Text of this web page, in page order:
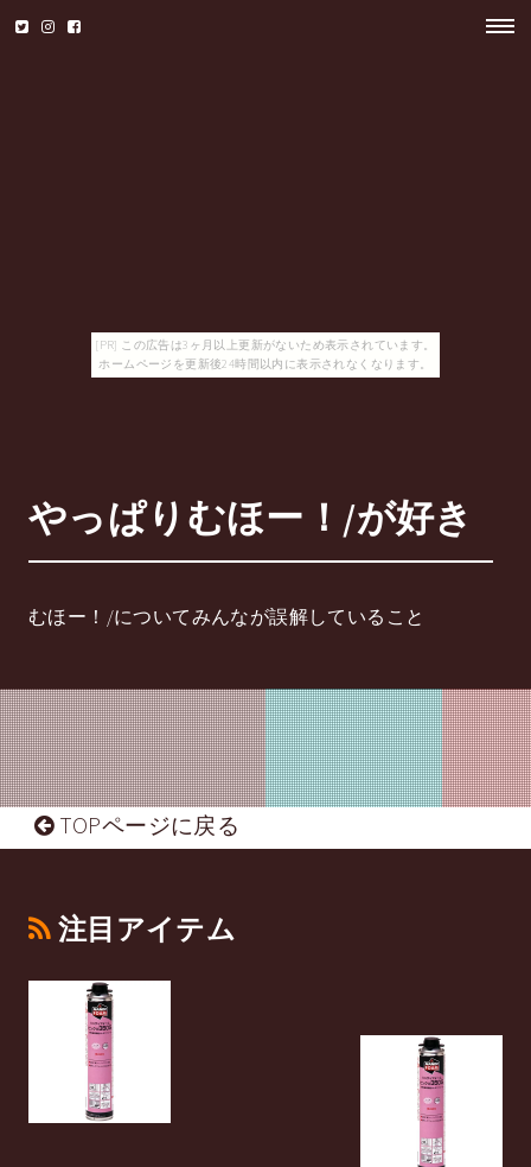
[PR] この広告は3ヶ月以上更新がないため表示されています。
ホームページを更新後24時間以内に表示されなくなります。
やっぱりむほー！/が好き
むほー！/についてみんなが誤解していること
TOPページに戻る
注目アイテム